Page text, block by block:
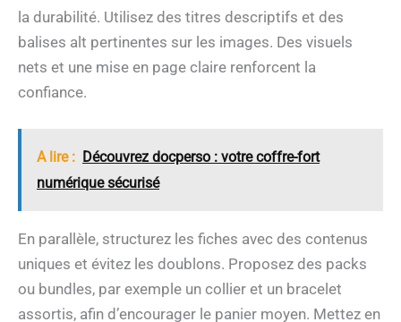
la durabilité. Utilisez des titres descriptifs et des
balises alt pertinentes sur les images. Des visuels
nets et une mise en page claire renforcent la
confiance.
A lire : Découvrez docperso : votre coffre-fort
numérique sécurisé
En parallèle, structurez les fiches avec des contenus
uniques et évitez les doublons. Proposez des packs
ou bundles, par exemple un collier et un bracelet
assortis, afin d’encourager le panier moyen. Mettez en